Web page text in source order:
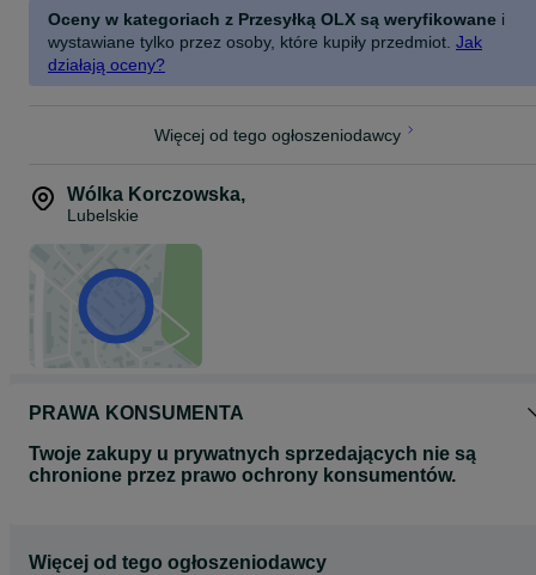
Oceny w kategoriach z Przesyłką OLX są weryfikowane i
wystawiane tylko przez osoby, które kupiły przedmiot. Jak
działają oceny?
Więcej od tego ogłoszeniodawcy
Wólka Korczowska,
Lubelskie
PRAWA KONSUMENTA
Twoje zakupy u prywatnych sprzedających nie są
chronione przez prawo ochrony konsumentów.
Więcej od tego ogłoszeniodawcy